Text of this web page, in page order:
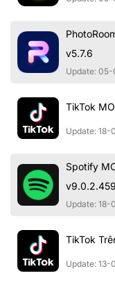
v5.7.6
Update:
TikTok
Update:
Spotify
Update:
TikTok
Update: